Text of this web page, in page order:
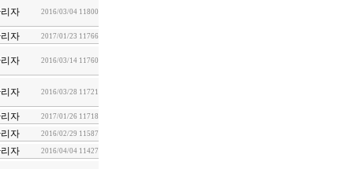
자 2016/03/0411800
자 2017/01/23 11766
자 2016/03/1411760
자 2016/03/28 11721
자 2017/01/26 11718
자 2016/02/29 11587
자 2016/04/0411427